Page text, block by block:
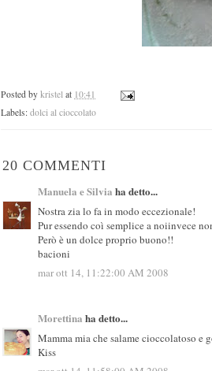
Posted by kristel at 10:41
Labels: dolci al cioccolato
20 COMMENTI
Manuela e Silvia ha detto...
Nostra zia lo fa in modo eccezionale!
Pur essendo coì semplice a noiinvece
Però è un dolce proprio buono!!
bacioni
mar ott 14, 11:22:00 AM 2008
Morettina ha detto...
Mamma mia che salame cioccolatoso e
Kiss